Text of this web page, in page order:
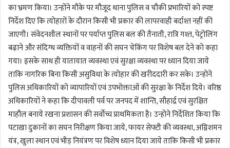
का भ्रमण किया। उन्होंने मौके पर मौजूद थाना पुलिस व चौकी प्रभारियों को स्पष्ट
निर्देश दिए कि त्योहारों के दौरान किसी भी प्रकार की लापरवाही बर्दाश्त नहीं की
जाएगी। संवेदनशील स्थानों पर पर्याप्त पुलिस बल की तैनाती, रात्रि गश्त, पेट्रोलिंग
बढ़ाने और संदिग्ध व्यक्तियों व वाहनों की सघन चेकिंग पर विशेष बल देने को कहा
गया। इसके साथ ही यातायात व्यवस्था एवं सुरक्षा व्यवस्था पर ध्यान दिया जाये
ताकि नागरिक बिना किसी असुविधा के त्योहार की खरीददारी कर सके। उन्होने
पुलिस अधिकारियों को व्यापारियों एवं उपभोक्ताओं की सुरक्षा के निर्देश दिये। वरिष्ठ
अधिकारियों ने कहा कि दीपावली पर्व पर जनपद में शान्ति, सौहार्द्र एवं सुरक्षित
माहौल बनाये रखना प्रशासन की सर्वोच्च प्राथमिकता है। उन्होने निर्देशित किया कि
पटाखा दुकानों का सघन निरीक्षण किया जाये, फायर सेफ्टी की व्यवस्था, अग्निशमन
यंत्र, खुला स्थान एवं भीड़ नियंत्रण पर विशेष ध्यान दिया जाये ताकि किसी भी प्रकार